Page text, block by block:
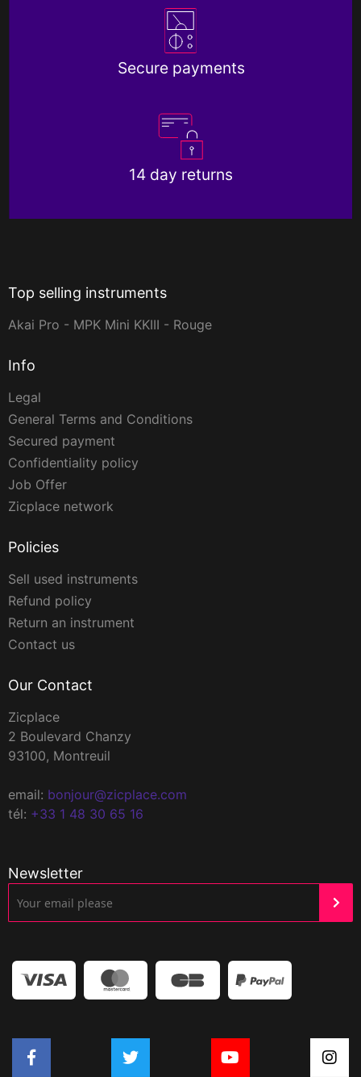
Secure payments
14 day returns
Top selling instruments
Akai Pro - MPK Mini KKIII - Rouge
Info
Legal
General Terms and Conditions
Secured payment
Confidentiality policy
Job Offer
Zicplace network
Policies
Sell used instruments
Refund policy
Return an instrument
Contact us
Our Contact
Zicplace
2 Boulevard Chanzy
93100, Montreuil
email: bonjour@zicplace.com
tél: +33 1 48 30 65 16
Newsletter